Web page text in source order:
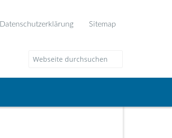
Datenschutzerklärung Sitemap